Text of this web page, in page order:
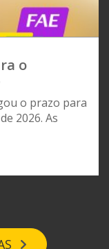
o
o prazo para
2026. As